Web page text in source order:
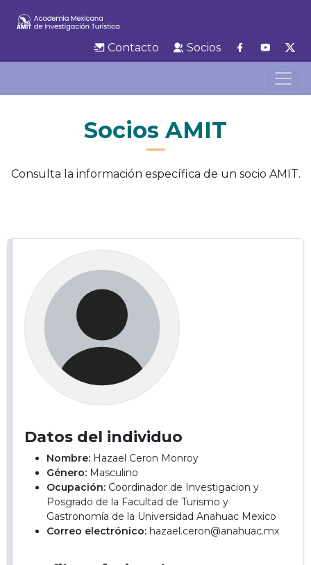
Contacto Socios
Socios AMIT
Consulta la información específica de un socio AMIT.
Datos del individuo
Nombre: Hazael Ceron Monroy
Género: Masculino
Ocupación: Coordinador de Investigacion y
Posgrado de la Facultad de Turismo y
Gastronomía de la Universidad Anahuac Mexico
Correo electrónico: hazael.ceron@anahuac.mx